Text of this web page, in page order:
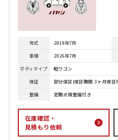
年式 2019年7月
車検
2026年7月
ボディタイプ
軽ワゴン
保証
部分保証(保証期間:3ヶ月保
整備
定期点検整備付き
在庫確認・
見積もり依頼